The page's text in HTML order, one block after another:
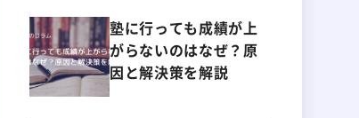
塾に行っても成績が上
がらないのはなぜ？原
因と解決策を解説